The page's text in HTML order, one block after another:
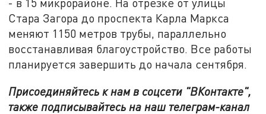
Стара Загора до проспекта Карла Маркса
меняют 1150 метров трубы, параллельно
восстанавливая благоустройство. Все работы
планируется завершить до начала сентября.
Присоединяйтесь к нам в соцсети "ВКонтакте",
также подписывайтесь на наш телеграм-канал